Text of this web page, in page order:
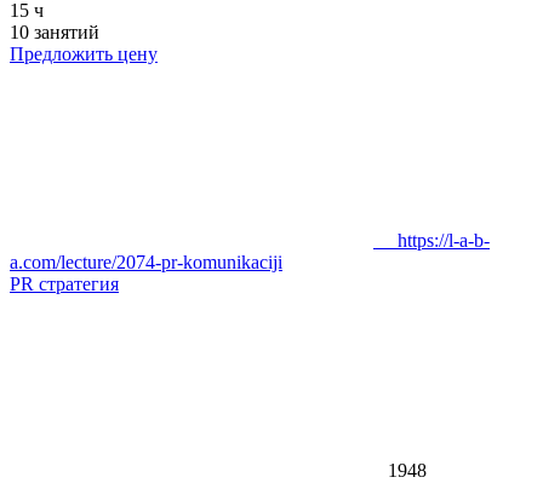
15 ч
10 занятий
Предложить цену
https://l-a-b-
a.com/lecture/2074-pr-komunikaciji
PR стратегия
1948